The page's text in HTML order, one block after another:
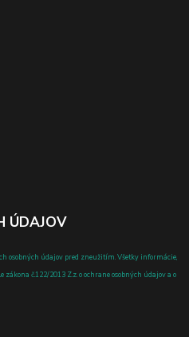
ÚDAJOV
osobných údajov pred zneužitím. Všetky informácie,
zákona č.122/2013 Z.z. o ochrane osobných údajov a o